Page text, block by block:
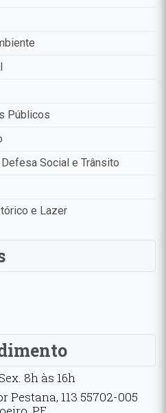
Públicos
Social e Trânsito
e Lazer
8h às 16h
Pestana, 113 55702-005